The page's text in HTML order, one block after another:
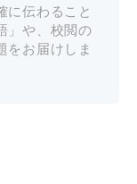
に伝わること
」や、校閲の
をお届けしま